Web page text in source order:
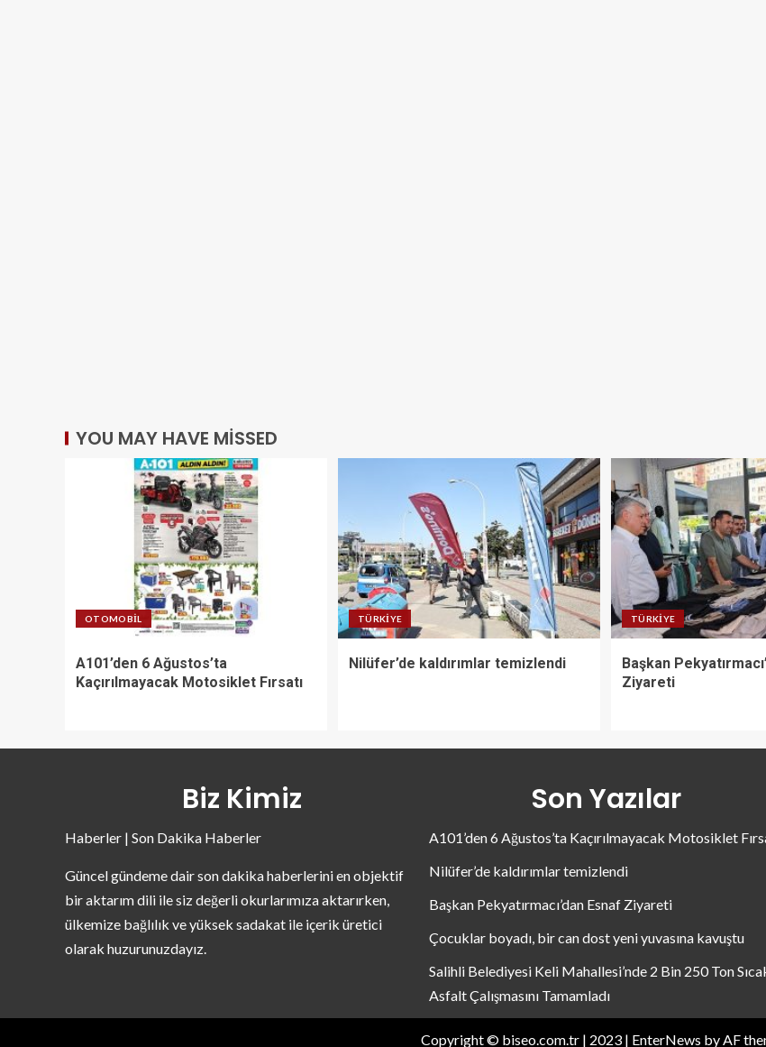
YOU MAY HAVE MISSED
OTOMOBIL
A101’den 6 Ağustos’ta
Kaçırılmayacak Motosiklet Fırsatı
TÜRKIYE
Nilüfer’de kaldırımlar temizlendi
TÜRKIYE
Başkan
Ziyareti
Biz Kimiz
Haberler | Son Dakika Haberler
Güncel gündeme dair son dakika haberlerini en objektif
bir aktarım dili ile siz değerli okurlarımıza aktarırken,
ülkemize bağlılık ve yüksek sadakat ile içerik üretici
olarak huzurunuzdayız.
Son Yazılar
A101’den 6 Ağustos’ta Kaçırılmayacak Motosiklet
Nilüfer’de kaldırımlar temizlendi
Başkan Pekyatırmacı’dan Esnaf Ziyareti
Çocuklar boyadı, bir can dost yeni yuvasına kavuştu
Salihli Belediyesi Keli Mahallesi’nde 2 Bin 250 Ton
Asfalt Çalışmasını Tamamladı
Copyright © biseo.com.tr | 2023 | EnterNews by AF